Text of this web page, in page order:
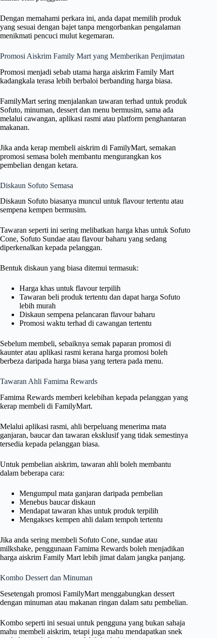
Dengan memahami perkara ini, anda dapat memilih produk
yang sesuai dengan bajet tanpa mengorbankan pengalaman
menikmati pencuci mulut kegemaran.
Promosi Aiskrim Family Mart yang Memberikan Penjimatan
Promosi menjadi sebab utama harga aiskrim Family Mart
kadangkala terasa lebih berbaloi berbanding harga biasa.
FamilyMart sering menjalankan tawaran terhad untuk produk
Sofuto, minuman, dessert dan menu bermusim, sama ada
melalui cawangan, aplikasi rasmi atau platform penghantaran
makanan.
Jika anda kerap membeli aiskrim di FamilyMart, semakan
promosi semasa boleh membantu mengurangkan kos
pembelian dengan ketara.
Diskaun Sofuto Semasa
Diskaun Sofuto biasanya muncul untuk flavour tertentu atau
sempena kempen bermusim.
Tawaran seperti ini sering melibatkan harga khas untuk Sofuto
Cone, Sofuto Sundae atau flavour baharu yang sedang
diperkenalkan kepada pelanggan.
Bentuk diskaun yang biasa ditemui termasuk:
Harga khas untuk flavour terpilih
Tawaran beli produk tertentu dan dapat harga Sofuto
lebih murah
Diskaun sempena pelancaran flavour baharu
Promosi waktu terhad di cawangan tertentu
Sebelum membeli, sebaiknya semak paparan promosi di
kaunter atau aplikasi rasmi kerana harga promosi boleh
berbeza daripada harga biasa yang tertera pada menu.
Tawaran Ahli Famima Rewards
Famima Rewards memberi kelebihan kepada pelanggan yang
kerap membeli di FamilyMart.
Melalui aplikasi rasmi, ahli berpeluang menerima mata
ganjaran, baucar dan tawaran eksklusif yang tidak semestinya
tersedia kepada pelanggan biasa.
Untuk pembelian aiskrim, tawaran ahli boleh membantu
dalam beberapa cara:
Mengumpul mata ganjaran daripada pembelian
Menebus baucar diskaun
Mendapat tawaran khas untuk produk terpilih
Mengakses kempen ahli dalam tempoh tertentu
Jika anda sering membeli Sofuto Cone, sundae atau
milkshake, penggunaan Famima Rewards boleh menjadikan
harga aiskrim Family Mart lebih jimat dalam jangka panjang.
Kombo Dessert dan Minuman
Sesetengah promosi FamilyMart menggabungkan dessert
dengan minuman atau makanan ringan dalam satu pembelian.
Kombo seperti ini sesuai untuk pengguna yang bukan sahaja
mahu membeli aiskrim, tetapi juga mahu mendapatkan snek